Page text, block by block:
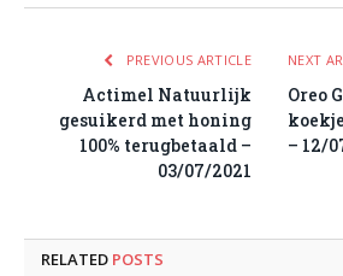
PREVIOUS ARTICLE
Actimel Natuurlijk
gesuikerd met honing
100% terugbetaald –
03/07/2021
NEXT
Oreo
– 12/
RELATED POSTS